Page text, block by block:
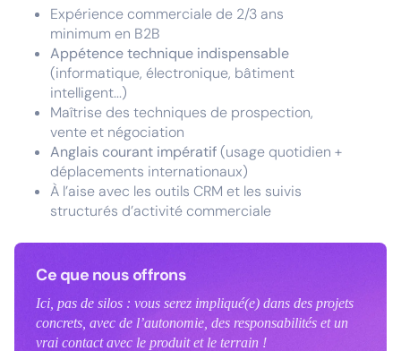
Expérience commerciale de 2/3 ans
minimum en B2B
Appétence technique indispensable
(informatique, électronique, bâtiment
intelligent...)
Maîtrise des techniques de prospection,
vente et négociation
Anglais courant impératif(usage quotidien +
déplacements internationaux)
À l’aise avec les outils CRM et les suivis
structurés d’activité commerciale
Ce que nous offrons
Ici, pas de silos : vous serez impliqué(e) dans des projets
concrets, avec de l’autonomie, des responsabilités et un
vrai contact avec le produit et le terrain !